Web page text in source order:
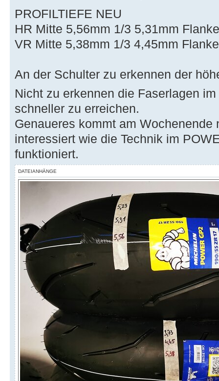
PROFILTIEFE NEU
HR Mitte 5,56mm 1/3 5,31mm
VR Mitte 5,38mm 1/3 4,45mm
An der Schulter zu erkennen der
Nicht zu erkennen die Faserlagen
schneller zu erreichen.
Genaueres kommt am
interessiert wie die Technik im
funktioniert.
DATEIANHÄNGE